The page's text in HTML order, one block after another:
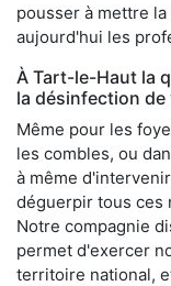
pousser à mettre
aujourd'hui les
À Tart-le-Haut la
la désinfection de
Même pour les
les combles, ou
à même
déguerpir tous ces
Notre compagnie
permet d'exercer
territoire national,